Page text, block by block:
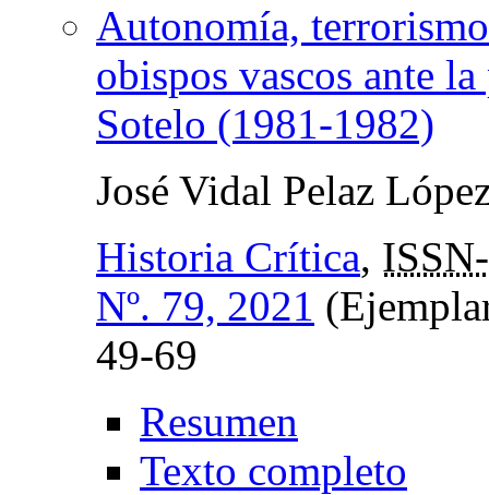
Autonomía,
obispos vascos ante
Sotelo (1981-1982)
José Vidal Pelaz
Historia Crítica,
Nº. 79, 2021
49-69
Resumen
Texto completo